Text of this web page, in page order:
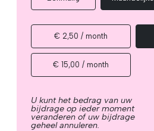
€ 2,50 / month
€ 15,00 / month
U kunt het bedrag van uw
bijdrage op ieder moment
veranderen of uw bijdrage
geheel annuleren.